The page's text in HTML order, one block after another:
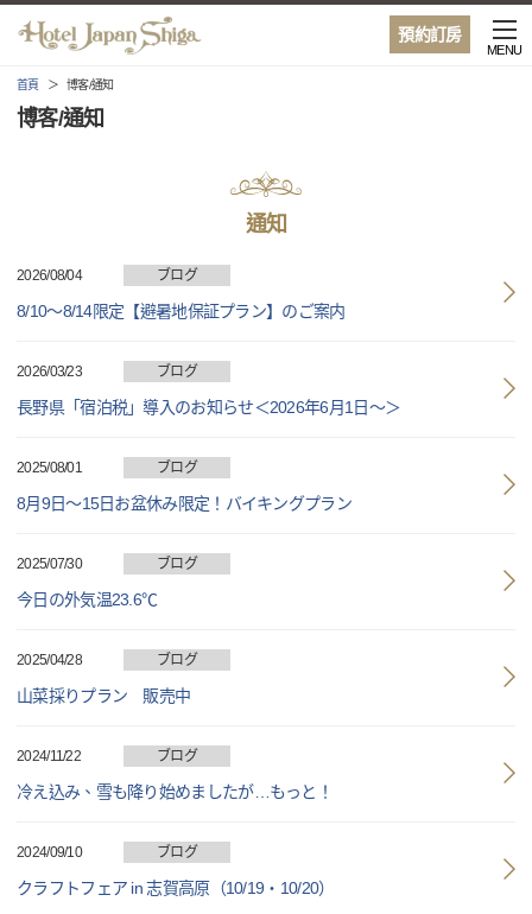
預約訂房
MENU
首頁 博客/通知
博客/通知
通知
2026/08/04 ブログ
8/10～8/14限定【避暑地保証プラン】のご案内
2026/03/23 ブログ
長野県「宿泊税」導入のお知らせ＜2026年6月1日～＞
2025/08/01 ブログ
8月9日～15日お盆休み限定！バイキングプラン
2025/07/30 ブログ
今日の外気温23.6℃
2025/04/28 ブログ
山菜採りプラン 販売中
2024/11/22 ブログ
冷え込み、雪も降り始めましたが…もっと！
2024/09/10 ブログ
クラフトフェア in 志賀高原（10/19・10/20）